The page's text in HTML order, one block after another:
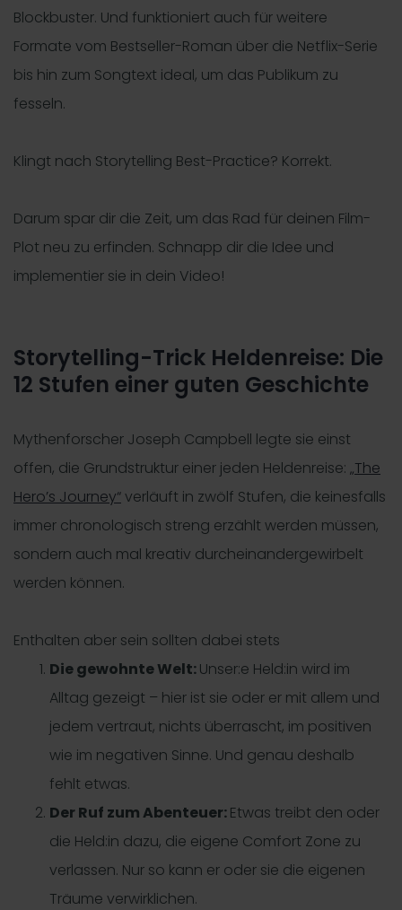
Blockbuster. Und funktioniert auch für weitere
Formate vom Bestseller-Roman über die Netflix-Serie
bis hin zum Songtext ideal, um das Publikum zu
fesseln.
Klingt nach Storytelling Best-Practice? Korrekt.
Darum spar dir die Zeit, um das Rad für deinen Film-
Plot neu zu erfinden. Schnapp dir die Idee und
implementier sie in dein Video!
Storytelling-Trick Heldenreise: Die
12 Stufen einer guten Geschichte
Mythenforscher Joseph Campbell legte sie einst
offen, die Grundstruktur einer jeden Heldenreise: „The
Hero’s Journey“verläuft in zwölf Stufen, die keinesfalls
immer chronologisch streng erzählt werden müssen,
sondern auch mal kreativ durcheinandergewirbelt
werden können.
Enthalten aber sein sollten dabei stets
Die gewohnte Welt:Unser:e Held:in wird im
Alltag gezeigt – hier ist sie oder er mit allem und
jedem vertraut, nichts überrascht, im positiven
wie im negativen Sinne. Und genau deshalb
fehlt etwas.
Der Ruf zum Abenteuer:Etwas treibt den oder
die Held:in dazu, die eigene Comfort Zone zu
verlassen. Nur so kann er oder sie die eigenen
Träume verwirklichen.